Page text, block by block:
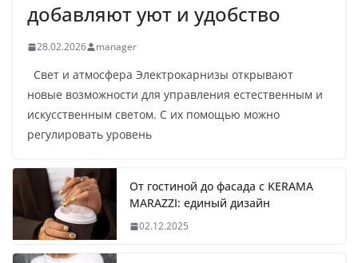
добавляют уют и удобство
28.02.2026 manager
Свет и атмосфера Электрокарнизы открывают
новые возможности для управления естественным и
искусственным светом. С их помощью можно
регулировать уровень
От гостиной до фасада с KERAMA
MARAZZI: единый дизайн
02.12.2025